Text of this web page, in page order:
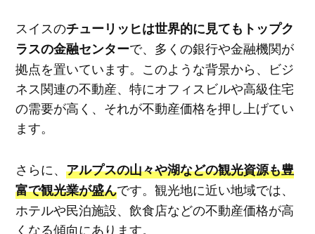
スイスのチューリッヒは世界的に見てもトップク
ラスの金融センターで、多くの銀行や金融機関が
拠点を置いています。このような背景から、ビジ
ネス関連の不動産、特にオフィスビルや高級住宅
の需要が高く、それが不動産価格を押し上げてい
ます。
さらに、 アルプスの山々や湖などの観光資源も豊
富で観光業が盛んです。観光地に近い地域では、
ホテルや民泊施設、飲食店などの不動産価格が高
くなる傾向にあります。